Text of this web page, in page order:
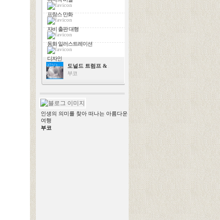
프랑스 만화
자비 출판 대행
동화 일러스트레이션
디자인
도널드 트럼프 & 스칼렛 요한슨
부코
인생의 의미를 찾아 떠나는 아름다운
여행
부코